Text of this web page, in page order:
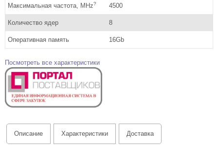
Максимальная частота, MHz? 4500
Количество ядер 8
Оперативная память 16Gb
Посмотреть все характеристики
Описание Характеристики Доставка